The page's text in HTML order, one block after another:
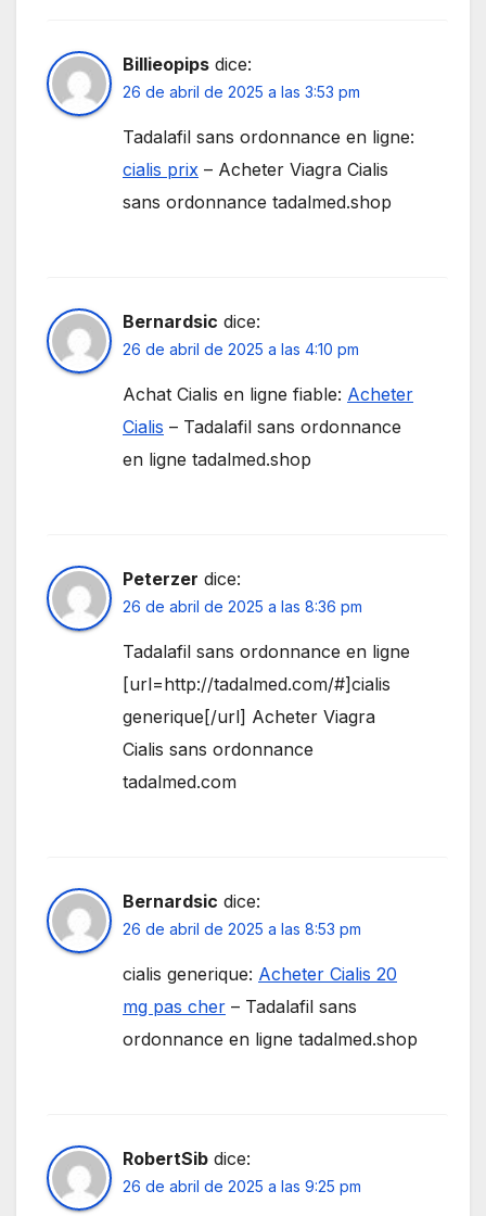
Billieopips dice:
26 de abril de 2025 a las 3:53 pm
Tadalafil sans ordonnance en ligne:
cialis prix – Acheter Viagra Cialis
sans ordonnance tadalmed.shop
Bernardsic dice:
26 de abril de 2025 a las 4:10 pm
Achat Cialis en ligne fiable: Acheter
Cialis – Tadalafil sans ordonnance
en ligne tadalmed.shop
Peterzer dice:
26 de abril de 2025 a las 8:36 pm
Tadalafil sans ordonnance en ligne
[url=http://tadalmed.com/#]cialis
generique[/url] Acheter Viagra
Cialis sans ordonnance
tadalmed.com
Bernardsic dice:
26 de abril de 2025 a las 8:53 pm
cialis generique: Acheter Cialis 20
mg pas cher – Tadalafil sans
ordonnance en ligne tadalmed.shop
RobertSib dice:
26 de abril de 2025 a las 9:25 pm